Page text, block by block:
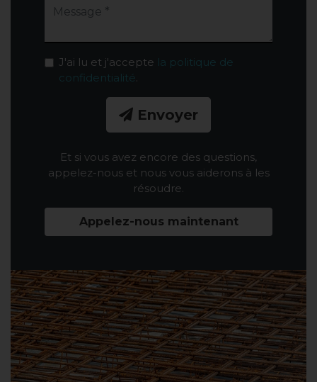
J'ai lu et j'accepte la politique de
confidentialité.
Envoyer
Et si vous avez encore des questions,
appelez-nous et nous vous aiderons à les
résoudre.
Appelez-nous maintenant